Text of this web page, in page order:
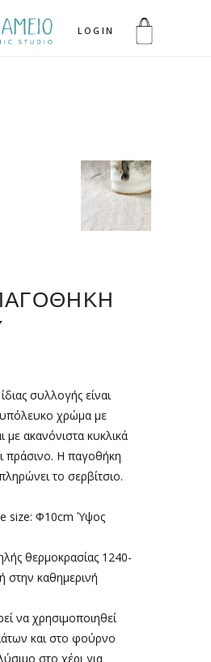
LOGIN
συλλογής είναι
χρώμα με
ακανόνιστα κυκλικά
πράσινο. Η παγοθήκη
το σερβίτσιο.
size: Φ10cm Ύψος
θερμοκρασίας 1240-
στην καθημερινή
να χρησιμοποιηθεί
και στο φούρνο
στο χέρι για